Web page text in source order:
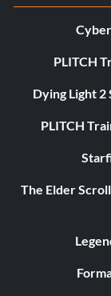
PLITCH
Dying Light 2
PLITCH
The Elder